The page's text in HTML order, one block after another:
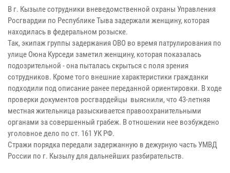
В г. Кызыле сотрудники вневедомственной охраны Управления
Росгвардии по Республике Тыва задержали женщину, которая
находилась в федеральном розыске.
Так, экипаж группы задержания ОВО во время патрулирования по
улице Оюна Курседи заметил женщину, которая показалась
подозрительной - она пыталась скрыться с поля зрения
сотрудников. Кроме того внешние характеристики гражданки
подходили под описание ранее переданной ориентировки. В ходе
проверки документов росгвардейцы выяснили, что 43-летняя
местная жительница разыскивается правоохранительными
органами за совершенный грабеж. В отношении нее возбуждено
уголовное дело по ст. 161 УК РФ.
Стражи порядка передали задержанную в дежурную часть УМВД
России по г. Кызылу для дальнейших разбирательств.